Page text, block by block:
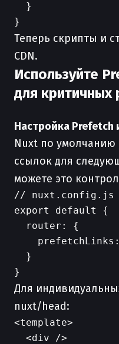
  }
Теперь скрипты и
CDN.
Используйте
для критичных
Настройка Prefetch
Nuxt по умолчанию
ссылок для
можете это
// nuxt.config.js
export default {
  router: {
  }
Для
nuxt/head:
<template>
  <div />